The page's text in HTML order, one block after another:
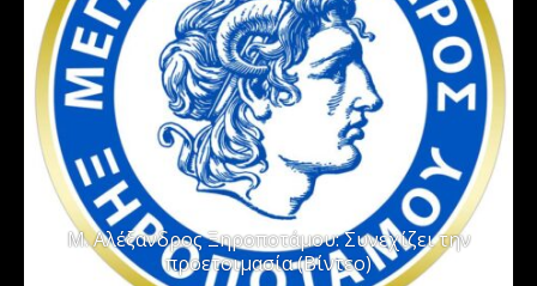
Μ. Αλέξανδρος Ξηροποτάμου: Συνεχίζει την
προετοιμασία (Βίντεο)